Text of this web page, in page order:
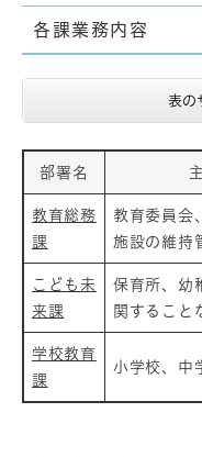
各課業務内容
表の
部署名
教育総務
課
教育委員会
施設の維持
こども未
来課
保育所、幼
関すること
学校教育
課
小学校、中